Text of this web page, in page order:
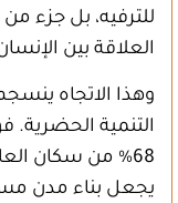
للترفيه، بل جزء من
العلاقة بين
وهذا الاتجاه
التنمية
يجعل بناء مدن